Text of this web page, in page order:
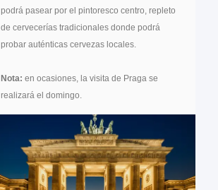
podrá pasear por el pintoresco centro, repleto
de cervecerías tradicionales donde podrá
probar auténticas cervezas locales.
Nota: en ocasiones, la visita de Praga se
realizará el domingo.